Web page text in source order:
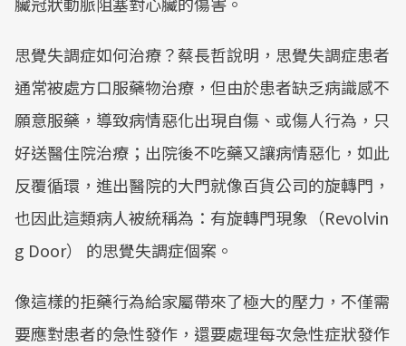
思覺失調症如何治療？蔡長哲說明，思覺失調症患者
通常被處方口服藥物治療，但由於患者缺乏病識感不
願意服藥，導致病情惡化出現自傷、或傷人行為，只
好送醫住院治療；出院後不吃藥又讓病情惡化，如此
反覆循環，進出醫院的大門就像百貨公司的旋轉門，
也因此這類病人被統稱為：有旋轉門現象（Revolvin
g Door） 的思覺失調症個案。
像這樣的拒藥行為給家屬帶來了極大的壓力，不僅需
要應對患者的急性發作，還要處理每次急性症狀發作